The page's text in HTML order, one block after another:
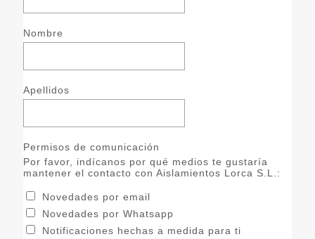
Nombre
Apellidos
Permisos de comunicación
Por favor, indícanos por qué medios te gustaría
mantener el contacto con Aislamientos Lorca S.L.:
Novedades por email
Novedades por Whatsapp
Notificaciones hechas a medida para ti